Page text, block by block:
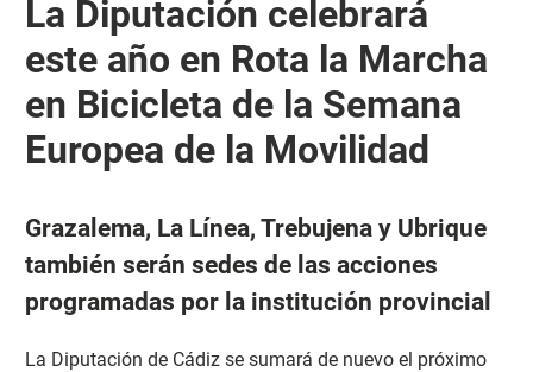
La Diputación celebrará
este año en Rota la Marcha
en Bicicleta de la Semana
Europea de la Movilidad
Grazalema, La Línea, Trebujena y Ubrique
también serán sedes de las acciones
programadas por la institución provincial
La Diputación de Cádiz se sumará de nuevo el próximo